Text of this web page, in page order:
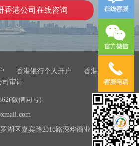
香港公司在线咨询
香港银行个人开户
香港公司注册
司审计
微信同号)
湖区嘉宾路2018路深华商业